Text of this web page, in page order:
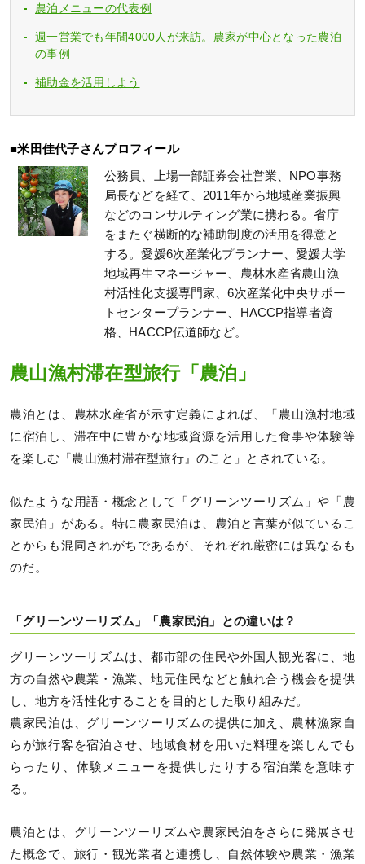
農泊メニューの代表例
週一営業でも年間4000人が来訪。農家が中心となった農泊
の事例
補助金を活用しよう
■米田佳代子さんプロフィール
公務員、上場一部証券会社営業、NPO事務
局長などを経て、2011年から地域産業振興
などのコンサルティング業に携わる。省庁
をまたぐ横断的な補助制度の活用を得意と
する。愛媛6次産業化プランナー、愛媛大学
地域再生マネージャー、農林水産省農山漁
村活性化支援専門家、6次産業化中央サポー
トセンタープランナー、HACCP指導者資
格、HACCP伝道師など。
農山漁村滞在型旅行「農泊」
農泊とは、農林水産省が示す定義によれば、「農山漁村地域
に宿泊し、滞在中に豊かな地域資源を活用した食事や体験等
を楽しむ『農山漁村滞在型旅行』のこと」とされている。
似たような用語・概念として「グリーンツーリズム」や「農
家民泊」がある。特に農家民泊は、農泊と言葉が似ているこ
とからも混同されがちであるが、それぞれ厳密には異なるも
のだ。
「グリーンツーリズム」「農家民泊」との違いは？
グリーンツーリズムは、都市部の住民や外国人観光客に、地
方の自然や農業・漁業、地元住民などと触れ合う機会を提供
し、地方を活性化することを目的とした取り組みだ。
農家民泊は、グリーンツーリズムの提供に加え、農林漁家自
らが旅行客を宿泊させ、地域食材を用いた料理を楽しんでも
らったり、体験メニューを提供したりする宿泊業を意味す
る。
農泊とは、グリーンツーリズムや農家民泊をさらに発展させ
た概念で、旅行・観光業者と連携し、自然体験や農業・漁業